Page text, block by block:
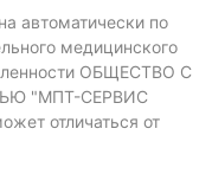
автоматически по
медицинского
ОБЩЕСТВО С
"МПТ-СЕРВИС
отличаться от